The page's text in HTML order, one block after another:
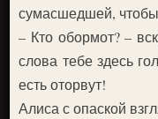
сумасшедшей,
– Кто обормот? –
слова тебе здесь
есть оторвут!
Алиса с опаской